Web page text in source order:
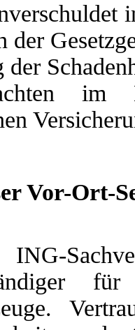
der
im
Vor-Ort-